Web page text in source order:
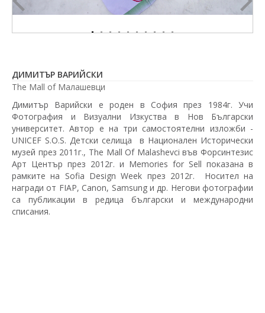
ДИМИТЪР ВАРИЙСКИ
The Mall of Малашевци
Димитър Варийски е роден в София през 1984г. Учи
Фотография и Визуални Изкуства в Нов Български
университет. Автор е на три самостоятелни изложби -
UNICEF S.O.S. Детски селища в Национален Исторически
музей през 2011г., The Mall Of Malashevci във Форсинтезис
Арт Център през 2012г. и Memories for Sell показана в
рамките на Sofia Design Week през 2012г. Носител на
награди от FIAP, Canon, Samsung и др. Негови фотографии
са публикации в редица български и международни
списания.